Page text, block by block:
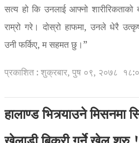
सत्य हो कि उनलाई आफ्नो
राम्रो गरे। दोस्रो हाफमा, उनले धेरै
उनी फर्किए, म सहमत छु।”
प्रकाशित : शुक्रबार, पुष ०९, २०७८
हालाण्ड भित्र्याउने मिसनमा